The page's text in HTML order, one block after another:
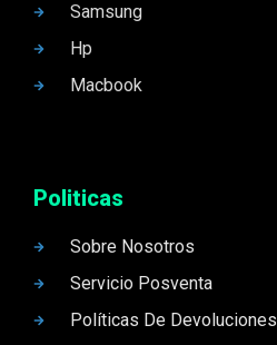
Samsung
Hp
Macbook
Politicas
Sobre Nosotros
Servicio Posventa
Políticas De Devoluciones